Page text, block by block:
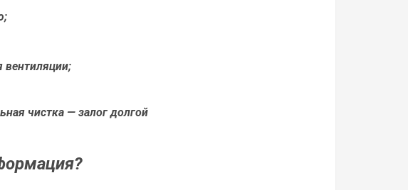
вентиляции;
чистка — залог долгой